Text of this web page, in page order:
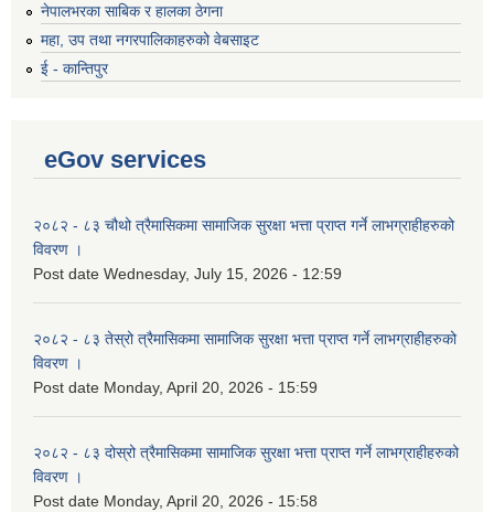
नेपालभरका साबिक र हालका ठेगना
महा, उप तथा नगरपालिकाहरुको वेबसाइट
ई - कान्तिपुर
eGov services
२०८२ - ८३ चौथो त्रैमासिकमा सामाजिक सुरक्षा भत्ता प्राप्त गर्ने लाभग्राहीहरुको
विवरण ।
Post date Wednesday, July 15, 2026 - 12:59
२०८२ - ८३ तेस्रो त्रैमासिकमा सामाजिक सुरक्षा भत्ता प्राप्त गर्ने लाभग्राहीहरुको
विवरण ।
Post date Monday, April 20, 2026 - 15:59
२०८२ - ८३ दोस्रो त्रैमासिकमा सामाजिक सुरक्षा भत्ता प्राप्त गर्ने लाभग्राहीहरुको
विवरण ।
Post date Monday, April 20, 2026 - 15:58